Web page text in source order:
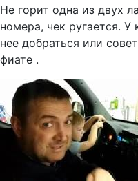
Не горит одна из двух
номера, чек ругается. У
нее добраться или
фиате .